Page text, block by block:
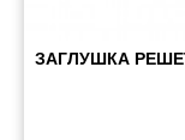
ЗАГЛУШКА